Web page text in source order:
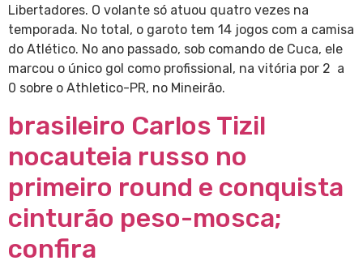
Libertadores. O volante só atuou quatro vezes na
temporada. No total, o garoto tem 14 jogos com a camisa
do Atlético. No ano passado, sob comando de Cuca, ele
marcou o único gol como profissional, na vitória por 2 a
0 sobre o Athletico-PR, no Mineirão.
brasileiro Carlos Tizil
nocauteia russo no
primeiro round e conquista
cinturão peso-mosca;
confira